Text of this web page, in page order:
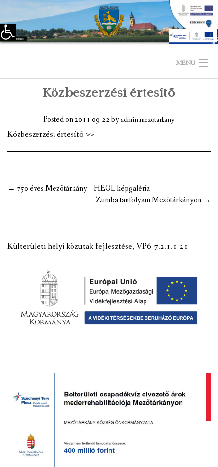
Eszköztár megnyitása
MENU
KEZDŐLAP
TELEPÜLÉSÜNKRŐL
ÖNKORMÁNYZAT
VÁLASZTÁSI INFORMÁCIÓK
TÁRSULÁS
PÁLYÁZATOK
HIRDETMÉNYEK
Közbeszerzési értesítõ
Posted on2011-09-22byadmin.mezotarkany
Közbeszerzési értesítõ >>
Post
← 750 éves Mezõtárkány – HEOL képgaléria
Zumba tanfolyam Mezõtárkányon →
Külterületi helyi közutak fejlesztése, VP6-7.2.1.1-21